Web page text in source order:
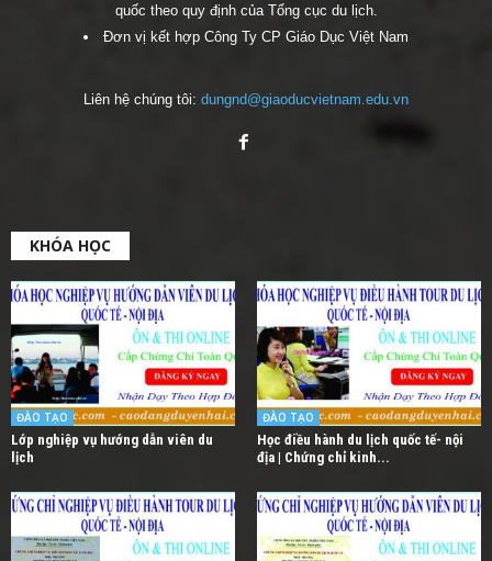
quốc theo quy định của Tổng cục du lịch.
Đơn vị kết hợp Công Ty CP Giáo Dục Việt Nam
Liên hệ chúng tôi: dungnd@giaoducvietnam.edu.vn
KHÓA HỌC
ĐÀO TẠO
Lớp nghiệp vụ hướng dẫn viên du
lịch
ĐÀO TẠO
Học điều hành du lịch quốc tế- nội
địa | Chứng chỉ kinh...